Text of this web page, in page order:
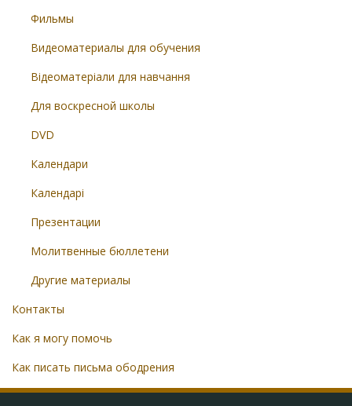
Фильмы
Видеоматериалы для обучения
Відеоматеріали для навчання
Для воскресной школы
DVD
Календари
Календарі
Презентации
Молитвенные бюллетени
Другие материалы
Контакты
Как я могу помочь
Как писать письма ободрения